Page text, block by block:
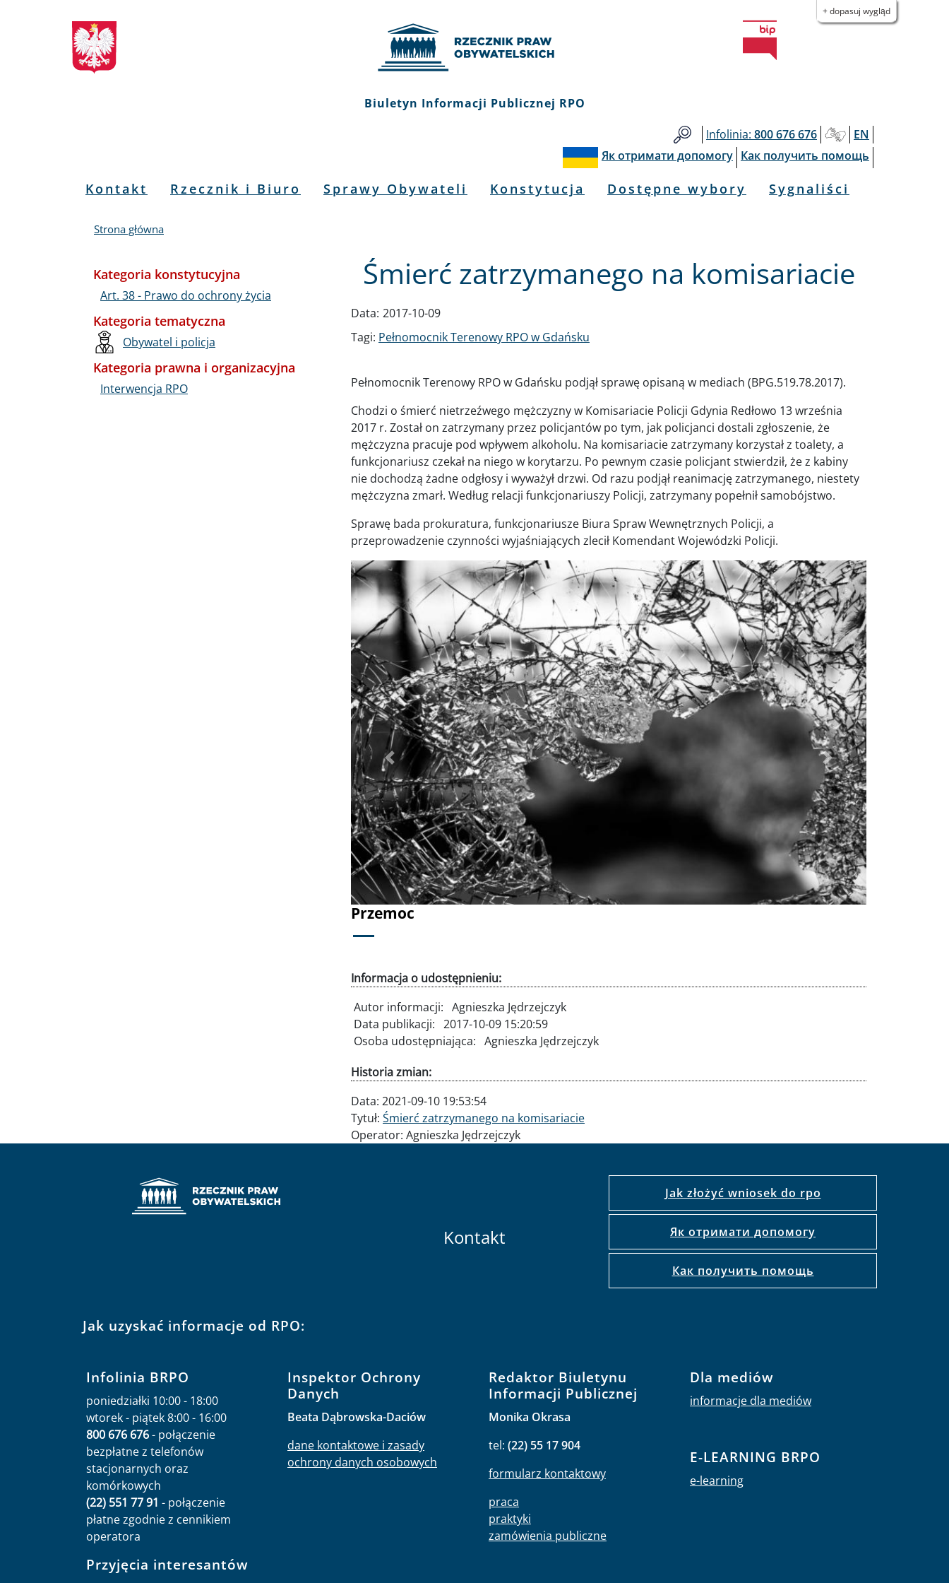
Biuletyn
Informacji
Publicznej
+ dopasuj wygląd
Biuletyn Informacji Publicznej RPO
Infolinia: 800 676 676
EN
Як отримати допомогу Как получить помощь
Menu
Kontakt Rzecznik i Biuro Sprawy Obywateli Konstytucja Dostępne wybory Sygnaliści
Strona główna
Śmierć zatrzymanego na komisariacie
Data: 2017-10-09
Tagi: Pełnomocnik Terenowy RPO w Gdańsku
Pełnomocnik Terenowy RPO w Gdańsku podjął sprawę opisaną w mediach (BPG.519.78.2017).
Chodzi o śmierć nietrzeźwego mężczyzny w Komisariacie Policji Gdynia Redłowo 13 września
2017 r. Został on zatrzymany przez policjantów po tym, jak policjanci dostali zgłoszenie, że
mężczyzna pracuje pod wpływem alkoholu. Na komisariacie zatrzymany korzystał z toalety, a
funkcjonariusz czekał na niego w korytarzu. Po pewnym czasie policjant stwierdził, że z kabiny
nie dochodzą żadne odgłosy i wyważył drzwi. Od razu podjął reanimację zatrzymanego, niestety
mężczyzna zmarł. Według relacji funkcjonariuszy Policji, zatrzymany popełnił samobójstwo.
Sprawę bada prokuratura, funkcjonariusze Biura Spraw Wewnętrznych Policji, a
przeprowadzenie czynności wyjaśniających zlecił Komendant Wojewódzki Policji.
Przemoc
Poprzednie Dalej
Informacja o udostępnieniu:
Autor informacji: Agnieszka Jędrzejczyk
Data publikacji: 2017-10-09 15:20:59
Osoba udostępniająca: Agnieszka Jędrzejczyk
Historia zmian:
Data: 2021-09-10 19:53:54
Tytuł: Śmierć zatrzymanego na komisariacie
Operator: Agnieszka Jędrzejczyk
Kategoria konstytucyjna
Art. 38 - Prawo do ochrony życia
Kategoria tematyczna
Obywatel i policja
Kategoria prawna i organizacyjna
Interwencja RPO
Kontakt
Jak złożyć wniosek do rpo
Як отримати допомогу
Как получить помощь
Jak uzyskać informacje od RPO:
Infolinia BRPO
poniedziałki 10:00 - 18:00
wtorek - piątek 8:00 - 16:00
800 676 676- połączenie
bezpłatne z telefonów
stacjonarnych oraz
komórkowych
(22) 551 77 91 - połączenie
płatne zgodnie z cennikiem
operatora
Przyjęcia interesantów
Inspektor Ochrony
Danych
Beata Dąbrowska-Daciów
dane kontaktowe i zasady
ochrony danych osobowych
Redaktor Biuletynu
Informacji Publicznej
Monika Okrasa
tel: (22) 55 17 904
formularz kontaktowy
praca
praktyki
zamówienia publiczne
Dla mediów
informacje dla mediów
E-LEARNING BRPO
e-learning